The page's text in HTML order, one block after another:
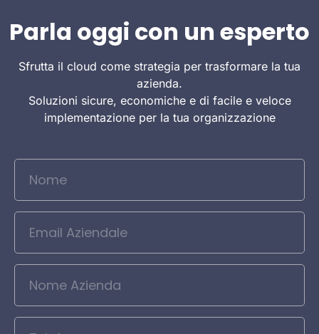
Parla oggi con un esperto
Sfrutta il cloud come strategia per trasformare la tua
azienda.
Soluzioni sicure, economiche e di facile e veloce
implementazione per la tua organizzazione